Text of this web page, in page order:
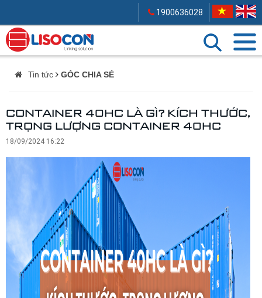
1900636028
Tin tức GÓC CHIA SẺ
CONTAINER 40HC LÀ GÌ? KÍCH THƯỚC,
TRỌNG LƯỢNG CONTAINER 40HC
18/09/2024 16:22